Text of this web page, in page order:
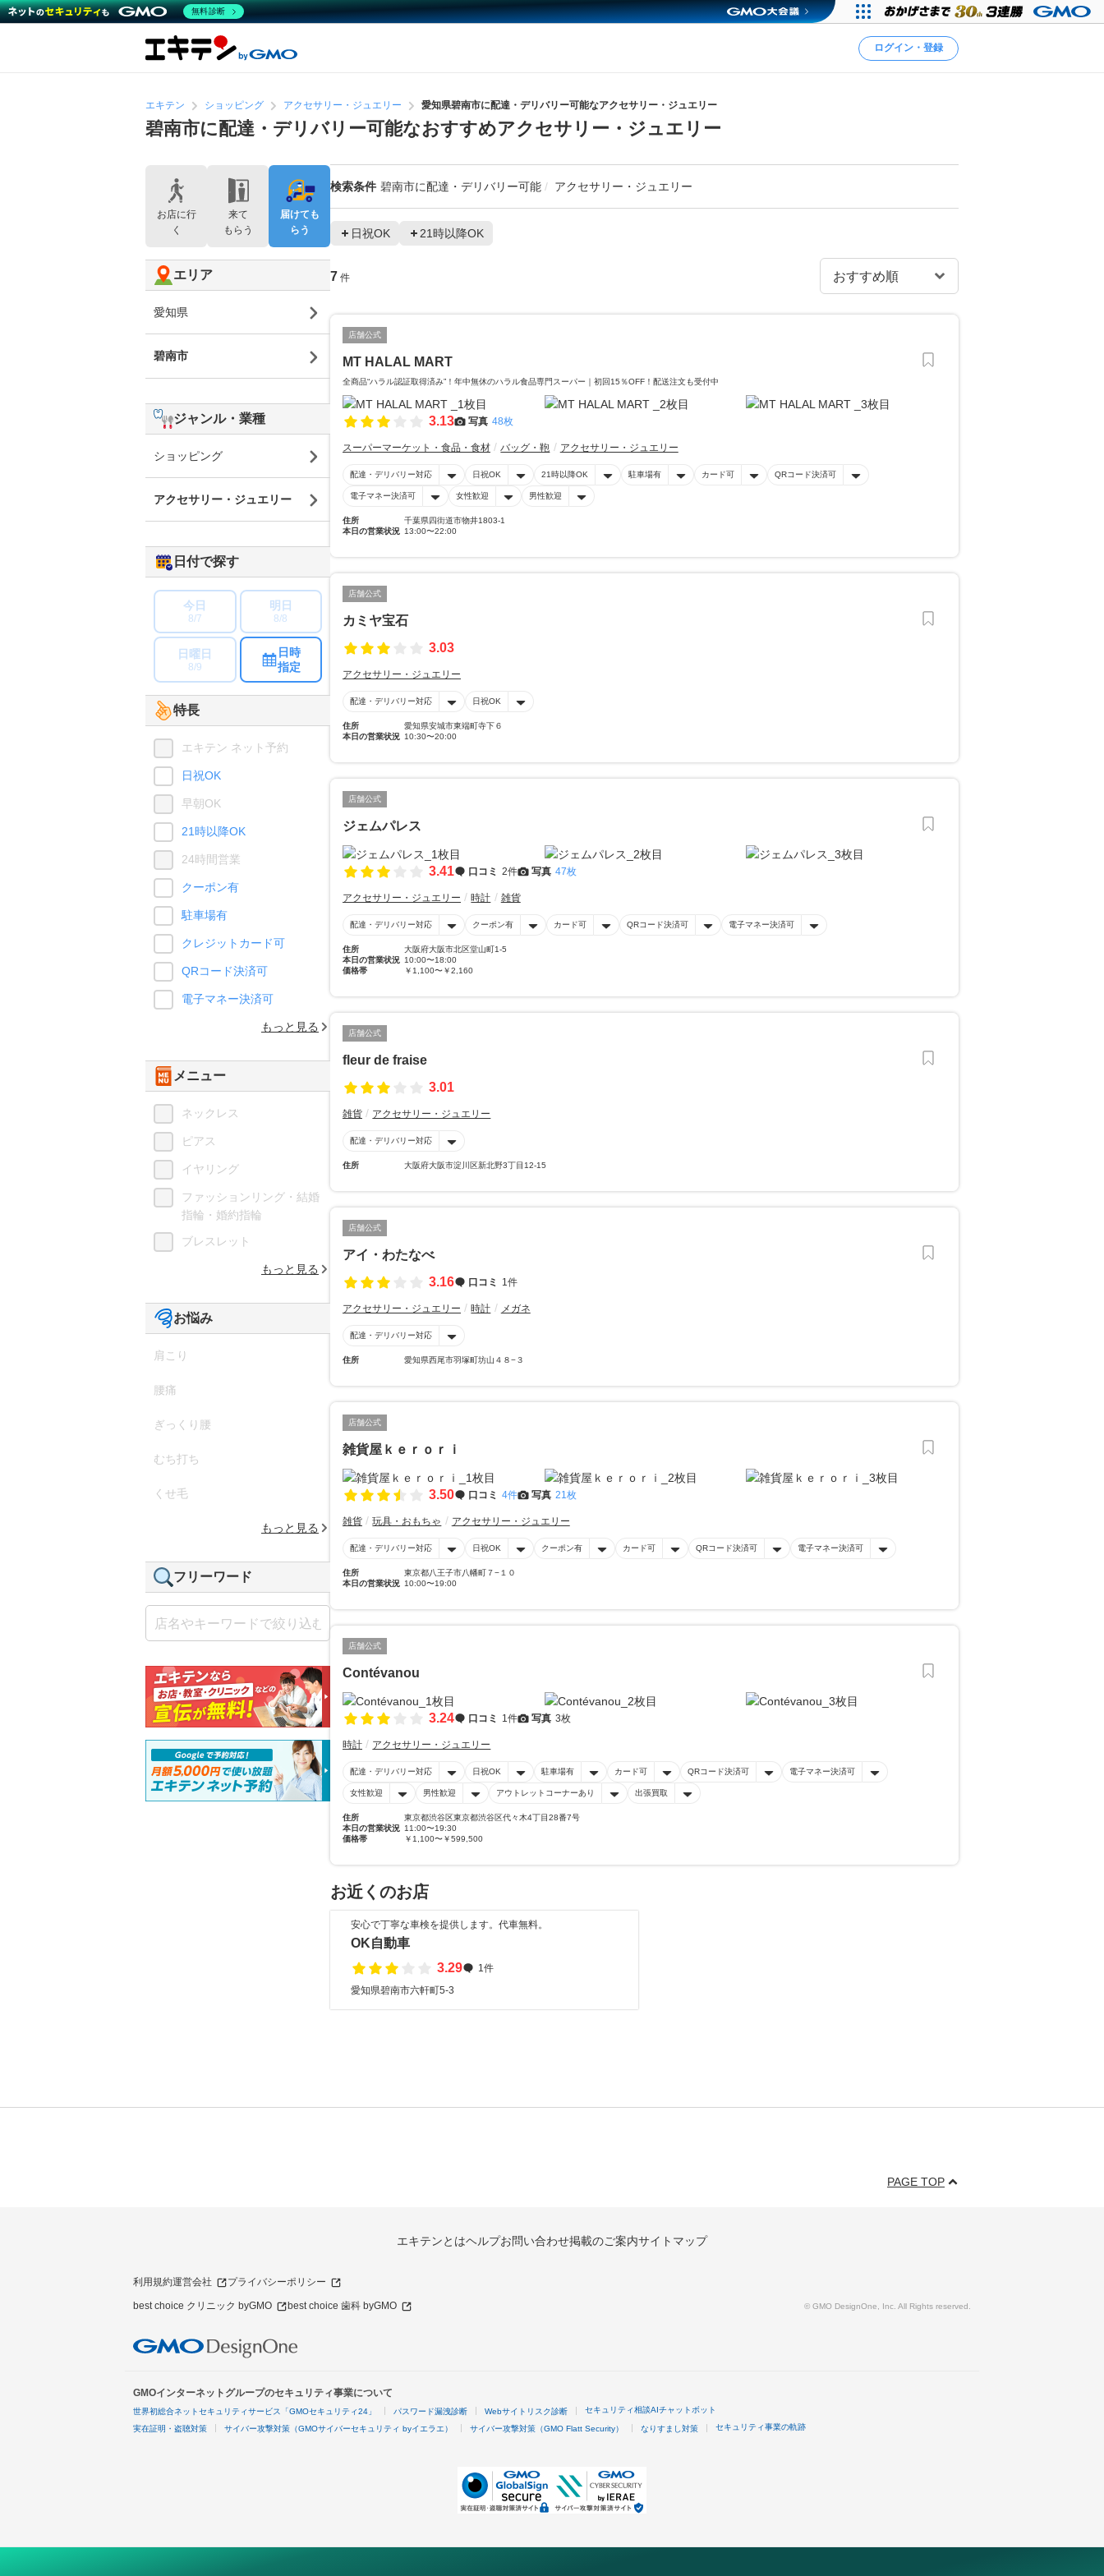
ログイン・登録
エキテン ショッピング アクセサリー・ジュエリー 愛知県碧南市に配達・デリバリー可能なアクセサリー・ジュエリー
碧南市に配達・デリバリー可能なおすすめアクセサリー・ジュエリー
検索条件 碧南市に配達・デリバリー可能 アクセサリー・ジュエリー
日祝OK 21時以降OK
7 件
店舗公式
MT HALAL MART
全商品“ハラル認証取得済み”！年中無休のハラル食品専門スーパー｜初回15％OFF！配送注文も受付中
3.13 写真 48枚
スーパーマーケット・食品・食材 バッグ・鞄 アクセサリー・ジュエリー
配達・デリバリー対応 日祝OK 21時以降OK 駐車場有 カード可 QRコード決済可
電子マネー決済可 女性歓迎 男性歓迎
住所
千葉県四街道市物井1803-1
本日の営業状況 13:00〜22:00
店舗公式
カミヤ宝石
3.03
アクセサリー・ジュエリー
配達・デリバリー対応 日祝OK
住所
愛知県安城市東端町寺下６
本日の営業状況 10:30〜20:00
店舗公式
ジェムパレス
3.41 口コミ 2件 写真 47枚
アクセサリー・ジュエリー 時計 雑貨
配達・デリバリー対応 クーポン有 カード可 QRコード決済可 電子マネー決済可
住所
大阪府大阪市北区堂山町1-5
本日の営業状況 10:00〜18:00
価格帯
￥1,100〜￥2,160
店舗公式
fleur de fraise
3.01
雑貨 アクセサリー・ジュエリー
配達・デリバリー対応
住所 大阪府大阪市淀川区新北野3丁目12-15
店舗公式
アイ・わたなべ
3.16
口コミ 1件
アクセサリー・ジュエリー 時計 メガネ
配達・デリバリー対応
住所 愛知県西尾市羽塚町坊山４８−３
店舗公式
雑貨屋ｋｅｒｏｒｉ
3.50 口コミ 4件 写真 21枚
雑貨 玩具・おもちゃ アクセサリー・ジュエリー
配達・デリバリー対応 日祝OK クーポン有 カード可 QRコード決済可 電子マネー決済可
住所
東京都八王子市八幡町７−１０
本日の営業状況 10:00〜19:00
店舗公式
Contévanou
3.24 口コミ 1件 写真 3枚
時計 アクセサリー・ジュエリー
配達・デリバリー対応 日祝OK 駐車場有 カード可 QRコード決済可 電子マネー決済可
女性歓迎 男性歓迎 アウトレットコーナーあり 出張買取
住所
東京都渋谷区東京都渋谷区代々木4丁目28番7号
本日の営業状況 11:00〜19:30
価格帯
￥1,100〜￥599,500
お近くのお店
安心で丁寧な車検を提供します。代車無料。
OK自動車
3.29
1件
愛知県碧南市六軒町5-3
お店に行
く
来て
もらう
届けても
らう
エリア
愛知県
碧南市
ジャンル・業種
ショッピング
アクセサリー・ジュエリー
日付で探す
今日
8/7
明日
8/8
日曜日
8/9
日時
指定
特長
エキテン ネット予約
日祝OK
早朝OK
21時以降OK
24時間営業
クーポン有
駐車場有
クレジットカード可
QRコード決済可
電子マネー決済可
もっと見る
メニュー
ネックレス
ピアス
イヤリング
ファッションリング・結婚
指輪・婚約指輪
ブレスレット
もっと見る
お悩み
肩こり
腰痛
ぎっくり腰
むち打ち
くせ毛
もっと見る
フリーワード
PAGE TOP
エキテンとはヘルプお問い合わせ掲載のご案内サイトマップ
利用規約運営会社 プライバシーポリシー
best choice クリニック byGMO best choice 歯科 byGMO © GMO DesignOne, Inc. All Rights reserved.
GMOインターネットグループのセキュリティ事業について
世界初総合ネットセキュリティサービス「GMOセキュリティ24」 パスワード漏洩診断 Webサイトリスク診断 セキュリティ相談AIチャットボット
実在証明・盗聴対策 サイバー攻撃対策（GMOサイバーセキュリティ byイエラエ） サイバー攻撃対策（GMO Flatt Security） なりすまし対策 セキュリティ事業の軌跡
無料診断